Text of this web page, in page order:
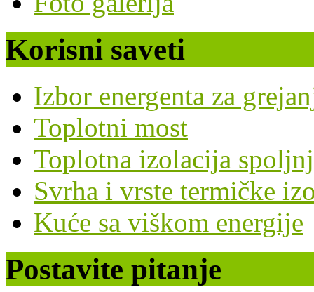
Korisni saveti
Izbor energenta za
Toplotni most
Toplotna izolacija
Svrha i vrste termičke
Kuće sa viškom energije
Postavite pitanje